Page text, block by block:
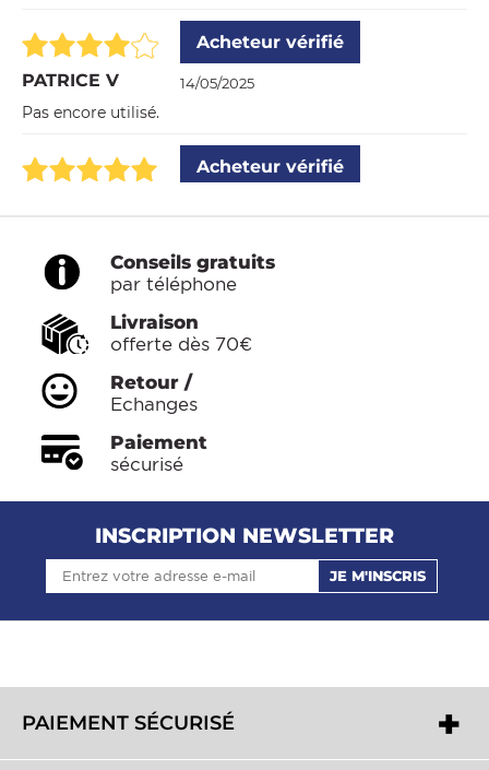
PATRICE V
Acheteur vérifié
14/05/2025
Pas encore utilisé.
Acheteur vérifié
anonymous a
Acheteur vérifié
19/08/2024
recommande.
DAVID M
Acheteur vérifié
19/08/2024
Très bon produit et conforme à mes attente, je
recommande.
anonymous a
Acheteur vérifié
07/07/2022
Conseils gratuits
par téléphone
Livraison
offerte dès 70€
Retour /
Echanges
Paiement
sécurisé
INSCRIPTION NEWSLETTER
JE M'INSCRIS
PAIEMENT SÉCURISÉ